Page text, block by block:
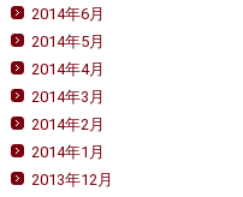
2014年6月
2014年5月
2014年4月
2014年3月
2014年2月
2014年1月
2013年12月